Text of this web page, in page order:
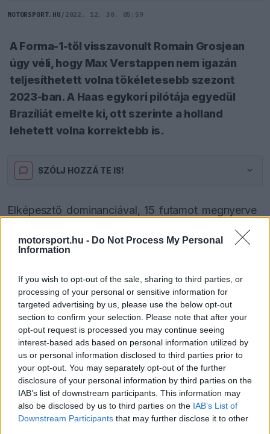
motorsport.hu - Do Not Process My Personal
Information
If you wish to opt-out of the sale, sharing to third parties, or
processing of your personal or sensitive information for
targeted advertising by us, please use the below opt-out
section to confirm your selection. Please note that after your
opt-out request is processed you may continue seeing
interest-based ads based on personal information utilized by
us or personal information disclosed to third parties prior to
your opt-out. You may separately opt-out of the further
disclosure of your personal information by third parties on the
IAB’s list of downstream participants. This information may
also be disclosed by us to third parties on the IAB’s List of
Downstream Participants that may further disclose it to other
MOTORSPORT.HU / 2022. 12. 30. 05:59
A Forma-1-től visszavonult Romain Grosjean
úgy véli, hogy Max Verstappen nem igazán
teljesíthetett volna tökéletesebb szezont
2023-ban. A Haas egykori pilótája egyedül
Brazíliát emelte ki, ott szerinte a holland
lehetett volna korrektebb is.
SZÓLJ HOZZÁ TE IS!
Elképesztő dominanciával, 15 futamot megnyerve
Max
Verstappen, amivel sokak ámulatát kivívta.
szerint a holland kivételes teljesítményt nyújtott.
„Őszintén szólva úgy gondolom, hogy ez az
egyike a legjobb (teljesítményeknek), amit a
Forma-1-ben láttam” – jelentette ki a francia a
Motor Sport Magazine podcastjánakadásában.
„99 százalékban tökéletes, [a hiányzó] egy
százalék az Brazília. Az egy rossz döntés és